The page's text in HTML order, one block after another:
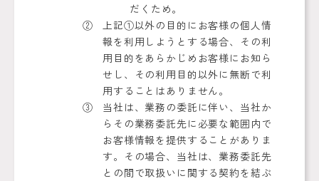
だくため。
上記①以外の目的にお客様の個人情
報を利用しようとする場合、その利
用目的をあらかじめお客様にお知ら
せし、その利用目的以外に無断で利
用することはありません。
当社は、業務の委託に伴い、当社か
らその業務委託先に必要な範囲内で
お客様情報を提供することがありま
す。その場合、当社は、業務委託先
との間で取扱いに関する契約を結ぶ